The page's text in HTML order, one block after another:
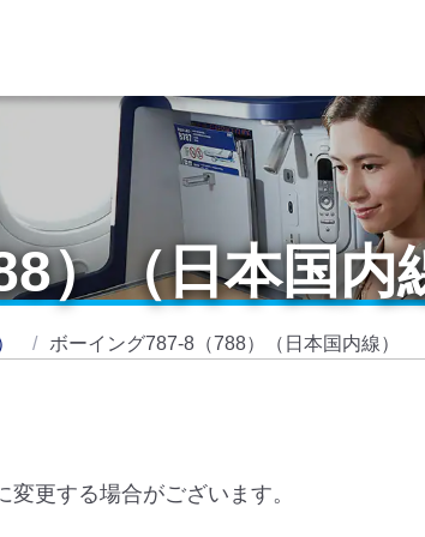
）（日本国内
ボーイング787-8（788）（日本国内線）
更する場合がございます。